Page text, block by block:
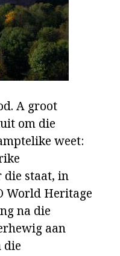
A groot
om die
weet:
die staat, in
World Heritage
na die
aan
die